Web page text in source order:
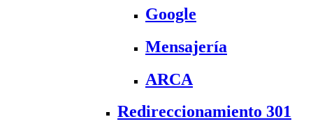
Google
Mensajería
ARCA
Redireccionamiento 301